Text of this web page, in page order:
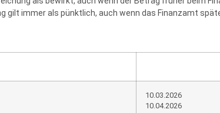
gilt immer als pünktlich, auch wenn das Finanzamt
10.03.2026
10.04.2026